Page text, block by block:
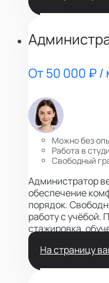
От 50 000 ₽ /
Можно без
Работа в
Свободный
Администратор
обеспечение
порядок.
работу с учёбой.
стажировка,
На страницу